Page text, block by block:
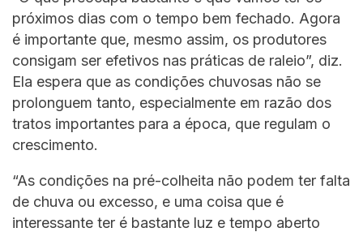
próximos dias com o tempo bem fechado. Agora
é importante que, mesmo assim, os produtores
consigam ser efetivos nas práticas de raleio”, diz.
Ela espera que as condições chuvosas não se
prolonguem tanto, especialmente em razão dos
tratos importantes para a época, que regulam o
crescimento.
“As condições na pré-colheita não podem ter falta
de chuva ou excesso, e uma coisa que é
interessante ter é bastante luz e tempo aberto